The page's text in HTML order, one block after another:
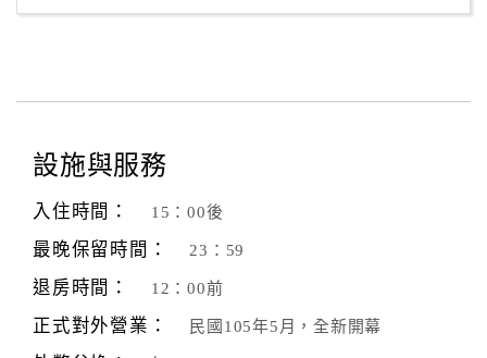
作
旅
伴
劃
商
設施與服務
入住時間： 15：00後
最晚保留時間： 23：59
退房時間： 12：00前
正式對外營業： 民國105年5月，全新開幕